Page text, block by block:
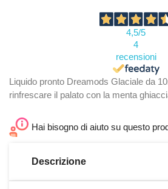
4,5/5
4
recensioni
Liquido pronto Dreamods Glaciale da
rinfrescare il palato con la menta
Hai bisogno di aiuto su questo
Descrizione